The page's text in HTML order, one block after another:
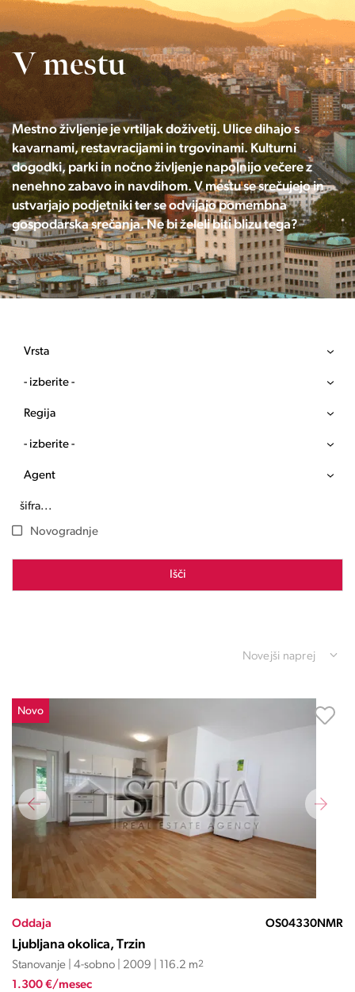
V mestu
Mestno življenje je vrtiljak doživetij. Ulice dihajo s
kavarnami, restavracijami in trgovinami. Kulturni
dogodki, parki in nočno življenje napolnijo večere z
nenehno zabavo in navdihom. V mestu se srečujejo in
ustvarjajo podjetniki ter se odvijajo pomembna
gospodarska srečanja. Ne bi želeli biti blizu tega?
Vrsta
- izberite -
Regija
- izberite -
Agent
Novogradnje
Išči
Novejši naprej
Novo
Oddaja OS04330NMR
Ljubljana okolica, Trzin
Stanovanje | 4-sobno | 2009 | 116.2 m2
1.300 €/mesec